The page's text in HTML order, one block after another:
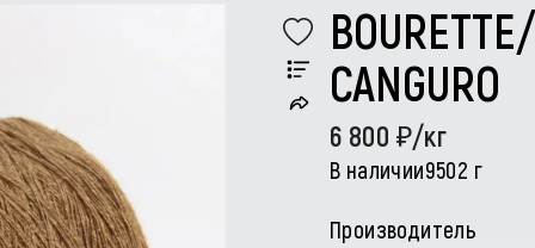
CANGURO
6 800 /кг
В наличии9502 г
Производитель